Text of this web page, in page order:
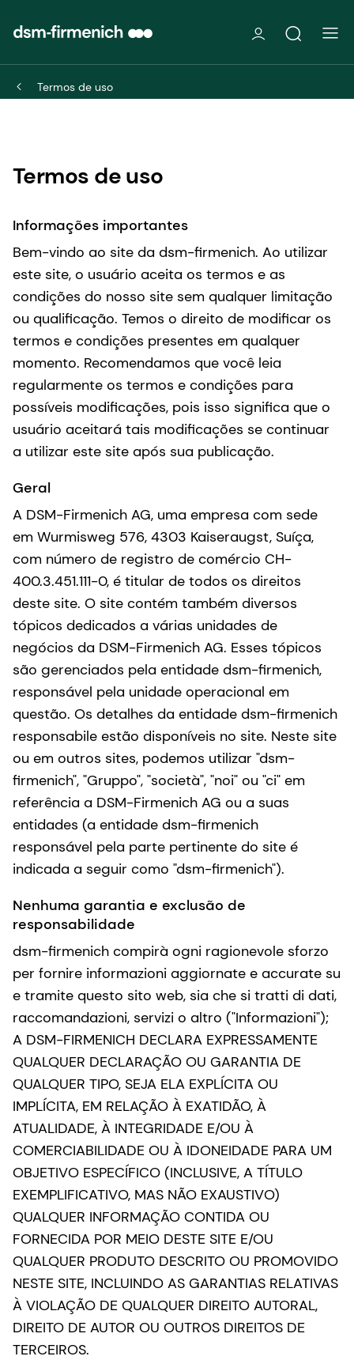
Termos de uso
Termos de uso
Informações importantes
Bem-vindo ao site da dsm-firmenich. Ao utilizar
este site, o usuário aceita os termos e as
condições do nosso site sem qualquer limitação
ou qualificação. Temos o direito de modificar os
termos e condições presentes em qualquer
momento. Recomendamos que você leia
regularmente os termos e condições para
possíveis modificações, pois isso significa que o
usuário aceitará tais modificações se continuar
a utilizar este site após sua publicação.
Geral
A DSM-Firmenich AG, uma empresa com sede
em Wurmisweg 576, 4303 Kaiseraugst, Suíça,
com número de registro de comércio CH-
400.3.451.111-0, é titular de todos os direitos
deste site. O site contém também diversos
tópicos dedicados a várias unidades de
negócios da DSM-Firmenich AG. Esses tópicos
são gerenciados pela entidade dsm-firmenich,
responsável pela unidade operacional em
questão. Os detalhes da entidade dsm-firmenich
responsabile estão disponíveis no site. Neste site
ou em outros sites, podemos utilizar "dsm-
firmenich", "Gruppo", "società", "noi" ou "ci" em
referência a DSM-Firmenich AG ou a suas
entidades (a entidade dsm-firmenich
responsável pela parte pertinente do site é
indicada a seguir como "dsm-firmenich").
Nenhuma garantia e exclusão de
responsabilidade
dsm-firmenich compirà ogni ragionevole sforzo
per fornire informazioni aggiornate e accurate su
e tramite questo sito web, sia che si tratti di dati,
raccomandazioni, servizi o altro ("Informazioni");
A DSM-FIRMENICH DECLARA EXPRESSAMENTE
QUALQUER DECLARAÇÃO OU GARANTIA DE
QUALQUER TIPO, SEJA ELA EXPLÍCITA OU
IMPLÍCITA, EM RELAÇÃO À EXATIDÃO, À
ATUALIDADE, À INTEGRIDADE E/OU À
COMERCIABILIDADE OU À IDONEIDADE PARA UM
OBJETIVO ESPECÍFICO (INCLUSIVE, A TÍTULO
EXEMPLIFICATIVO, MAS NÃO EXAUSTIVO)
QUALQUER INFORMAÇÃO CONTIDA OU
FORNECIDA POR MEIO DESTE SITE E/OU
QUALQUER PRODUTO DESCRITO OU PROMOVIDO
NESTE SITE, INCLUINDO AS GARANTIAS RELATIVAS
À VIOLAÇÃO DE QUALQUER DIREITO AUTORAL,
DIREITO DE AUTOR OU OUTROS DIREITOS DE
TERCEIROS.